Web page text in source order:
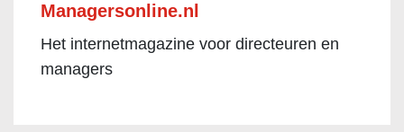
Managersonline.nl
Het internetmagazine voor directeuren en
managers